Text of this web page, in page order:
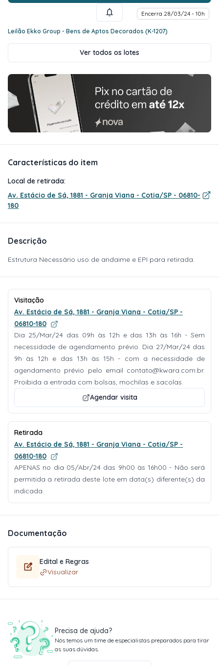
Encerra 28/03/24 - 10h
Leilão Ekko Group - Bens de Aptos Decorados (K-1207)
Ver todos os lotes
Características do item
Local de retirada:
Av. Estácio de Sá, 1881 - Granja Viana - Cotia/SP - 06810-
180
Descrição
Estrutura Necessário uso de andaime e EPI para retirada.
Visitação
Av. Estácio de Sá, 1881 - Granja Viana - Cotia/SP -
06810-180
Dia 25/Mar/24 das 09h às 12h e das 13h às 16h - Sem
necessidade de agendamento prévio. Dia 27/Mar/24 das
9h às 12h e das 13h às 15h - com a necessidade de
agendamento prévio pelo email contato@kwara.com.br.
Proibida a entrada com bolsas, mochilas e sacolas.
Agendar visita
Retirada
Av. Estácio de Sá, 1881 - Granja Viana - Cotia/SP -
06810-180
APENAS no dia 05/Abr/24 das 9h00 às 16h00 - Não será
permitida a retirada deste lote em data(s) diferente(s) da
indicada.
Documentação
Edital e Regras
Visualizar
Precisa de ajuda?
Nós temos um time de especialistas preparados para tirar
as suas dúvidas.